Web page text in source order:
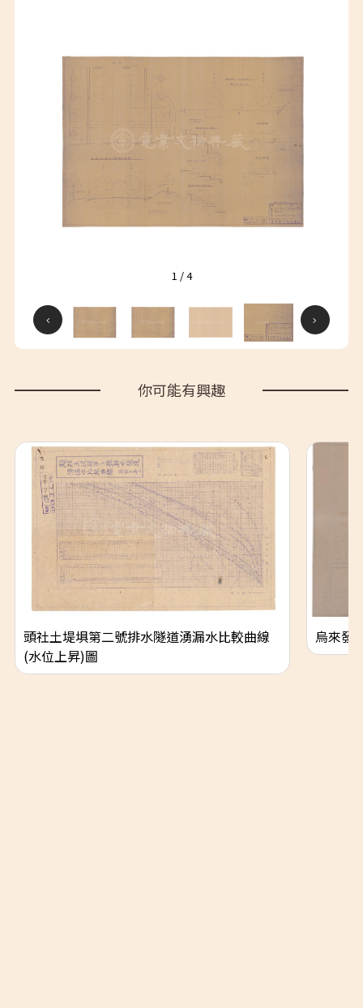
1 /4
你可能有興趣
頭社土堤埧第二號排水隧道湧漏水比較曲線
(水位上昇)圖
烏來發